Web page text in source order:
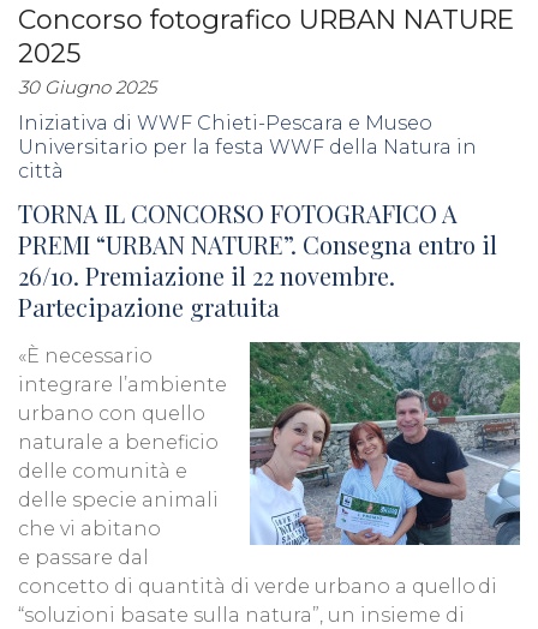
Concorso fotografico URBAN NATURE
2025
30 Giugno 2025
Iniziativa di WWF Chieti-Pescara e Museo
Universitario per la festa WWF della Natura in
città
TORNA IL CONCORSO FOTOGRAFICO A
PREMI “URBAN NATURE”. Consegna entro il
26/10. Premiazione il 22 novembre.
Partecipazione gratuita
«È necessario
integrare l’ambiente
urbano con quello
naturale a beneficio
delle comunità e
delle specie animali
che vi abitano
e passare dal
concetto di quantità di verde urbano a quello di
“soluzioni basate sulla natura”, un insieme di